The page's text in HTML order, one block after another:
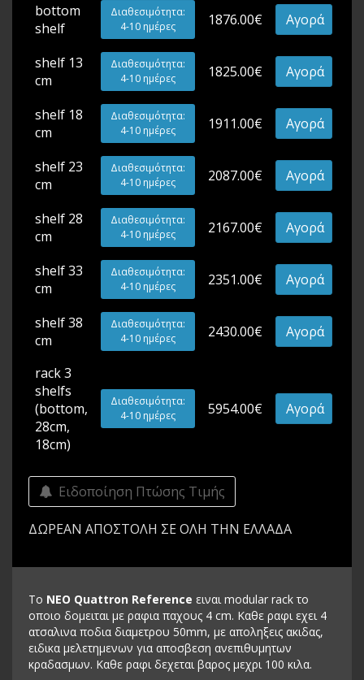
bottom
shelf
Διαθεσιμότητα:
4-10 ημέρες
1876.00€ Αγορά
shelf 13
cm
Διαθεσιμότητα:
4-10 ημέρες
1825.00€ Αγορά
shelf 18
cm
Διαθεσιμότητα:
4-10 ημέρες
1911.00€ Αγορά
shelf 23
cm
Διαθεσιμότητα:
4-10 ημέρες
2087.00€ Αγορά
shelf 28
cm
Διαθεσιμότητα:
4-10 ημέρες
2167.00€ Αγορά
shelf 33
cm
Διαθεσιμότητα:
4-10 ημέρες
2351.00€ Αγορά
shelf 38
cm
Διαθεσιμότητα:
4-10 ημέρες
2430.00€ Αγορά
rack 3
shelfs
(bottom,
28cm,
18cm)
Διαθεσιμότητα:
4-10 ημέρες
5954.00€ Αγορά
Ειδοποίηση Πτώσης Τιμής
ΔΩΡΕΑΝ ΑΠΟΣΤΟΛΗ ΣΕ ΟΛΗ ΤΗΝ ΕΛΛΑΔΑ
Το NEO Quattron Reference ειναι modular rack το
οποιο δομειται με ραφια παχους 4 cm. Καθε ραφι εχει 4
ατσαλινα ποδια διαμετρου 50mm, με αποληξεις ακιδας,
ειδικα μελετημενων για αποσβεση ανεπιθυμητων
κραδασμων. Καθε ραφι δεχεται βαρος μεχρι 100 κιλα.